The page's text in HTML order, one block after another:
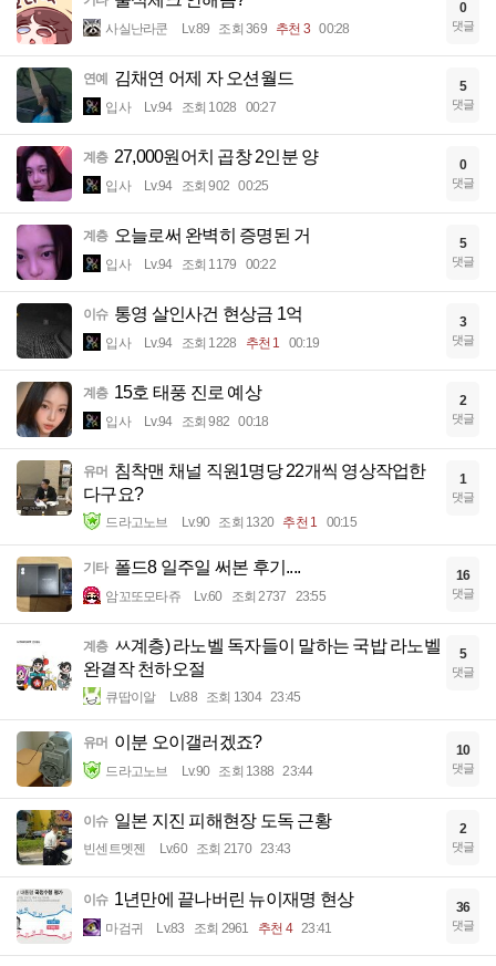
사실난라쿤 Lv.89 조회 369 추천 3 00:28
0
댓글
연예 김채연 어제 자 오션월드
입사 Lv.94 조회 1028 00:27
5
댓글
계층 27,000원어치 곱창 2인분 양
입사 Lv.94 조회 902 00:25
0
댓글
계층 오늘로써 완벽히 증명된 거
입사 Lv.94 조회 1179 00:22
5
댓글
이슈 통영 살인사건 현상금 1억
입사 Lv.94 조회 1228 추천 1 00:19
3
댓글
계층 15호 태풍 진로 예상
입사 Lv.94 조회 982 00:18
2
댓글
유머 침착맨 채널 직원1명당 22개씩 영상작업한
다구요?
드라고노브 Lv.90 조회 1320 추천 1 00:15
1
댓글
기타 폴드8 일주일 써본 후기....
암꼬또모타쥬 Lv.60 조회 2737 23:55
16
댓글
계층 ㅆ계층) 라노벨 독자들이 말하는 국밥 라노벨
완결작 천하오절
큐땁이알 Lv.88 조회 1304 23:45
5
댓글
유머 이분 오이갤러겠죠?
드라고노브 Lv.90 조회 1388 23:44
10
댓글
이슈 일본 지진 피해현장 도독 근황
빈센트멧젠 Lv.60 조회 2170 23:43
2
댓글
이슈 1년만에 끝나버린 뉴이재명 현상
마검귀 Lv.83 조회 2961 추천 4 23:41
36
댓글